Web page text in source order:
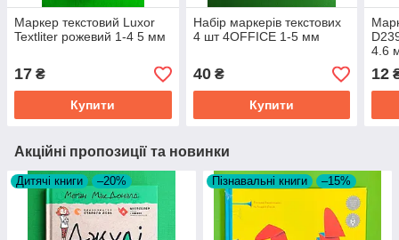
Маркер текстовий Luxor
Textliter рожевий 1-4 5 мм
17 ₴
Купити
Набір маркерів текстових
4 шт 4OFFICE 1-5 мм
40₴
Купити
4.6
12
Акційні пропозиції та новинки
Дитячі книги –20% Пізнавальні книги –15%